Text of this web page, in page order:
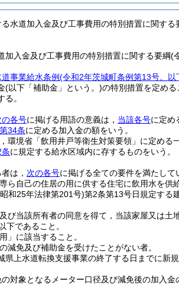
水道加入金及び工事費用の特別措置に関する
加入金及び工事費用の特別措置に関する要綱(
事業給水条例(令和2年茨城町条例第13号。以
(以下「補助金」という。)の特別措置を定め
る。
の各号に掲げる用語の意義は， 当該各号に定め
34条に定める加入金の額をいう。
環境省「飲用井戸等衛生対策要領」に定め
に規定する給水区域内に存するものをいう。
は， 次の各号に掲げる全ての要件を満たして
ら自己の住居の用に供する住宅に飲用水を供
和25年法律第201号)第2条第13号日規定する
び当該所有者の同意を得て，当該家屋又は土
下であること。
」に該当すること。
減免及び補助金を受けたことがない者。
県上水道転換支援事業の終了する日までに新
対象となるメーター口径及び減免後の加入金